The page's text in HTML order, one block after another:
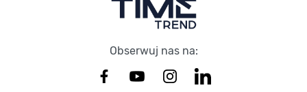
Obserwuj nas na: